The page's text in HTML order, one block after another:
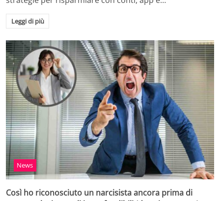
Leggi di più
News
Così ho riconosciuto un narcisista ancora prima di